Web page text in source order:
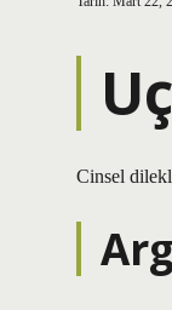
Cinsel